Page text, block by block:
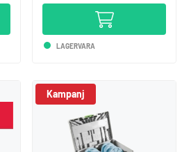
LAGERVARA
Kampanj